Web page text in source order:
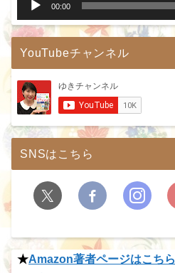
00:00
YouTubeチャンネル
SNSはこちら
★Amazon著者ページはこちら